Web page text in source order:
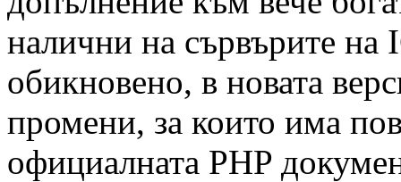
налични на сървърите
обикновено, в новата
промени, за които има
официалната PHP